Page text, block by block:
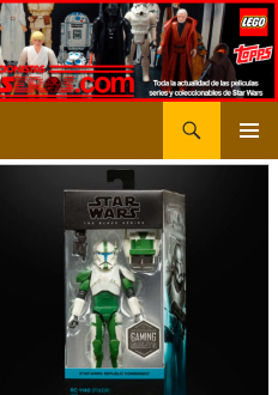
MENÚ